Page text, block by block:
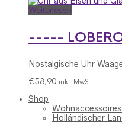
Weiterlesen
-----
Nostalgische Uhr
€58,90 inkl. MwSt.
Shop
Holländischer